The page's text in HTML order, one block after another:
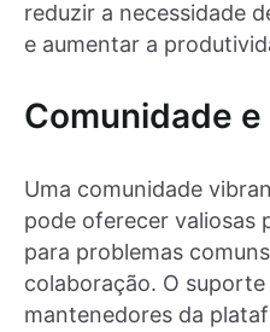
reduzir a necessidade
e aumentar a
Comunidade
Uma comunidade
pode oferecer valiosas
para problemas
colaboração. O
mantenedores da